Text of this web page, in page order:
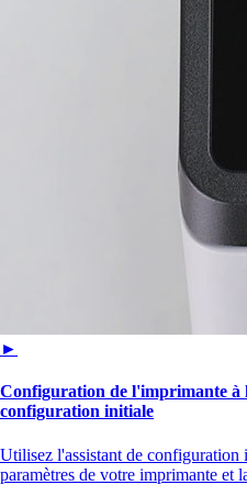
►
Configuration de l'imprimante à
configuration initiale
Utilisez l'assistant de
paramètres de votre imprimante et